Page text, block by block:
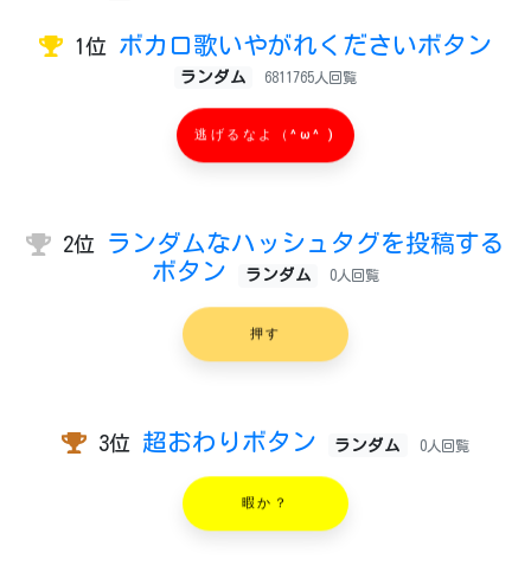
1位 ボカロ歌いやがれくださいボタン
ランダム 6811765人回覧
逃げるなよ（^ω^ )
2位
ランダムなハッシュタグを投稿する
ボタン
ランダム 0人回覧
押す
3位 超おわりボタン ランダム 0人回覧
暇か？